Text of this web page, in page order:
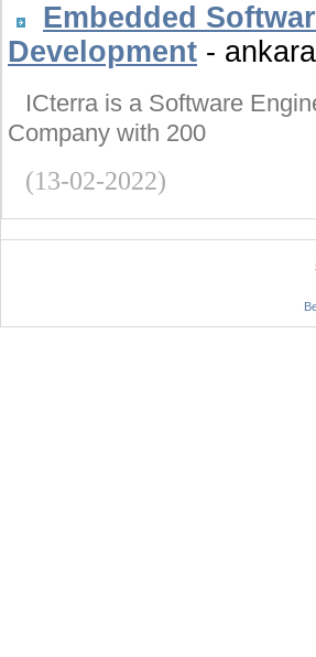
Embedded
Development - ankara
ICterra is a Software
Company with 200
(13-02-2022)